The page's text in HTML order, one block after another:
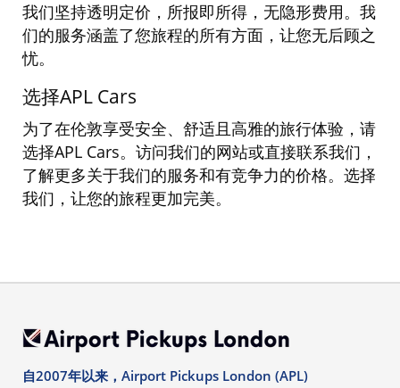
我们坚持透明定价，所报即所得，无隐形费用。我
们的服务涵盖了您旅程的所有方面，让您无后顾之
忧。
选择APL Cars
为了在伦敦享受安全、舒适且高雅的旅行体验，请
选择APL Cars。 访问我们的网站或直接联系我们，
了解更多关于我们的服务和有竞争力的价格。选择
我们，让您的旅程更加完美。
自2007年以来，Airport Pickups London (APL)